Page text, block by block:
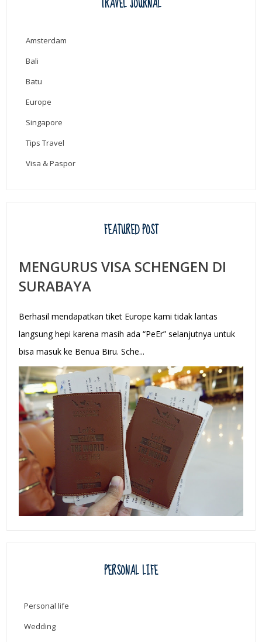
Amsterdam
Bali
Batu
Europe
Singapore
Tips Travel
Visa & Paspor
FEATURED POST
MENGURUS VISA SCHENGEN DI
SURABAYA
Berhasil mendapatkan tiket Europe kami tidak lantas
langsung hepi karena masih ada “PeEr” selanjutnya untuk
bisa masuk ke Benua Biru. Sche...
PERSONAL LIFE
Personal life
Wedding